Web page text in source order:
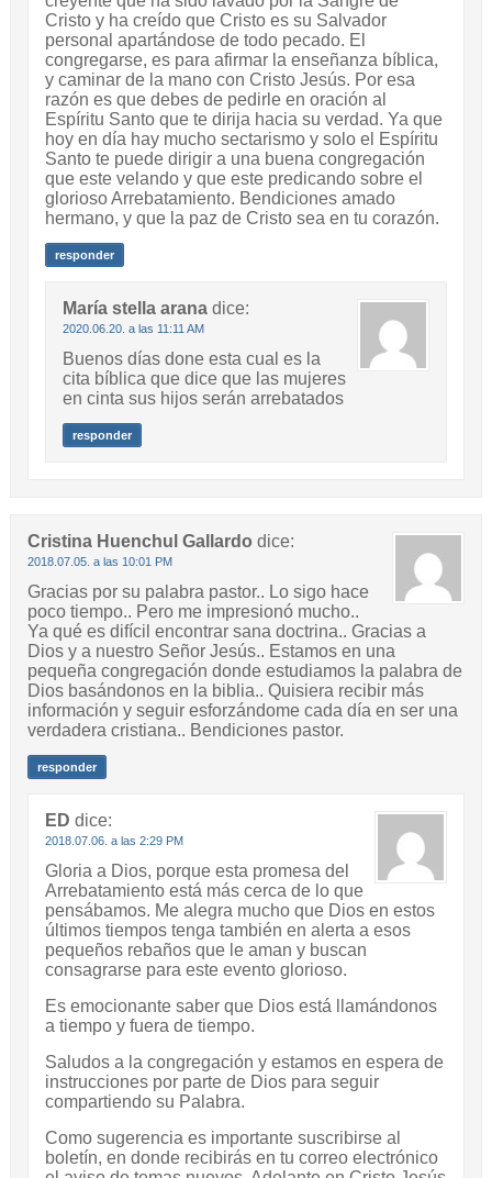
Cristo y ha creído que Cristo es su Salvador
personal apartándose de todo pecado. El
congregarse, es para afirmar la enseñanza bíblica,
y caminar de la mano con Cristo Jesús. Por esa
razón es que debes de pedirle en oración al
Espíritu Santo que te dirija hacia su verdad. Ya que
hoy en día hay mucho sectarismo y solo el Espíritu
Santo te puede dirigir a una buena congregación
que este velando y que este predicando sobre el
glorioso Arrebatamiento. Bendiciones amado
hermano, y que la paz de Cristo sea en tu corazón.
responder
María stella arana dice:
2020.06.20. a las 11:11 AM
Buenos días done esta cual es la
cita bíblica que dice que las mujeres
en cinta sus hijos serán arrebatados
responder
Cristina Huenchul Gallardo dice:
2018.07.05. a las 10:01 PM
Gracias por su palabra pastor.. Lo sigo hace
poco tiempo.. Pero me impresionó mucho..
Ya qué es difícil encontrar sana doctrina.. Gracias a
Dios y a nuestro Señor Jesús.. Estamos en una
pequeña congregación donde estudiamos la palabra de
Dios basándonos en la biblia.. Quisiera recibir más
información y seguir esforzándome cada día en ser una
verdadera cristiana.. Bendiciones pastor.
responder
ED dice:
2018.07.06. a las 2:29 PM
Gloria a Dios, porque esta promesa del
Arrebatamiento está más cerca de lo que
pensábamos. Me alegra mucho que Dios en estos
últimos tiempos tenga también en alerta a esos
pequeños rebaños que le aman y buscan
consagrarse para este evento glorioso.
Es emocionante saber que Dios está llamándonos
a tiempo y fuera de tiempo.
Saludos a la congregación y estamos en espera de
instrucciones por parte de Dios para seguir
compartiendo su Palabra.
Como sugerencia es importante suscribirse al
boletín, en donde recibirás en tu correo electrónico